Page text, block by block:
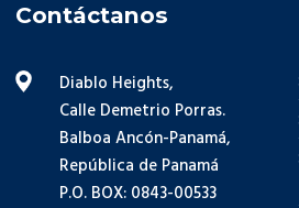
Contáctanos
Diablo Heights,
Calle Demetrio Porras.
Balboa Ancón-Panamá,
República de Panamá
P.O. BOX: 0843-00533